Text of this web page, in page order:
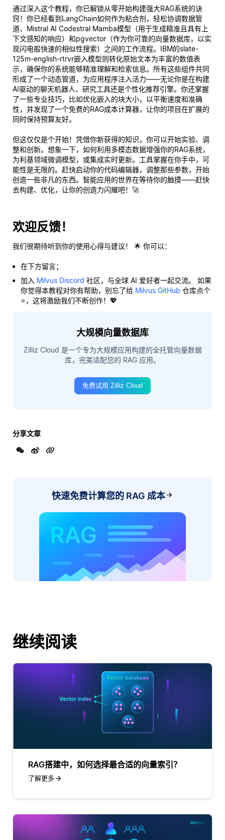
通过深入这个教程，你已解锁从零开始构建强大RAG系统的诀
窍！你已经看到LangChain如何作为粘合剂，轻松协调数据管
道、Mistral AI Codestral Mamba模型（用于生成精准且具有上
下文感知的响应）和pgvector（作为你可靠的向量数据库，以实
现闪电般快速的相似性搜索）之间的工作流程。IBM的slate-
125m-english-rtrvr嵌入模型则转化原始文本为丰富的数值表
示，确保你的系统能够精准理解和检索信息。所有这些组件共同
形成了一个动态管道，为应用程序注入活力——无论你是在构建
AI驱动的聊天机器人、研究工具还是个性化推荐引擎。你还掌握
了一些专业技巧，比如优化嵌入的块大小，以平衡速度和准确
性，并发现了一个免费的RAG成本计算器，让你的项目在扩展的
同时保持预算友好。
但这仅仅是个开始！凭借你新获得的知识，你可以开始实验、调
整和创新。想象一下，如何利用多模态数据增强你的RAG系统，
为利基领域微调模型，或集成实时更新。工具掌握在你手中，可
能性是无限的。赶快启动你的代码编辑器，调整那些参数，开始
创造一些非凡的东西。智能应用的世界在等待你的触摸——赶快
去构建、优化，让你的创造力闪耀吧！🚀
欢迎反馈！
我们很期待听到你的使用心得与建议！ 🌟 你可以：
在下方留言；
加入 Milvus Discord 社区，与全球 AI 爱好者一起交流。 如果
你觉得本教程对你有帮助，别忘了给 Milvus GitHub 仓库点个
⭐，这将激励我们不断创作！💖
大规模向量数据库
Zilliz Cloud 是一个专为大规模应用构建的全托管向量数据
库，完美适配您的 RAG 应用。
免费试用 Zilliz Cloud
分享文章
快速免费计算您的 RAG 成本
继续阅读
RAG搭建中，如何选择最合适的向量索引？
了解更多